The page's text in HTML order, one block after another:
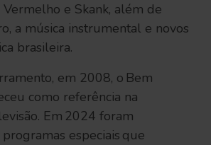
Vermelho e Skank, além de
a música instrumental e novos
brasileira.
em 2008, o Bem
como referência na
Em 2024 foram
especiais que